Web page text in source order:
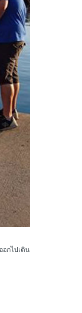
กไปเดิน